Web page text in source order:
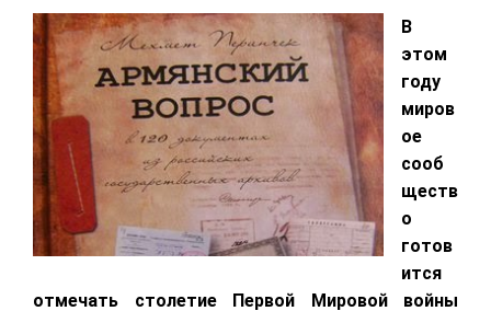
В
этом
году
миров
ое
сооб
ществ
о
готов
ится
отмечать столетие Первой Мировой войны